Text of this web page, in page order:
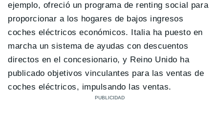
ejemplo, ofreció un programa de renting social para
proporcionar a los hogares de bajos ingresos
coches eléctricos económicos. Italia ha puesto en
marcha un sistema de ayudas con descuentos
directos en el concesionario, y Reino Unido ha
publicado objetivos vinculantes para las ventas de
coches eléctricos, impulsando las ventas.